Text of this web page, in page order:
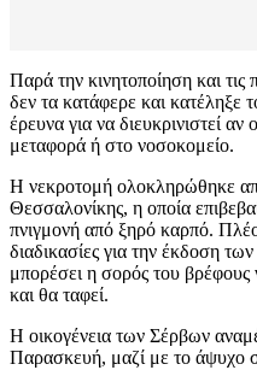
Παρά την κινητοποίηση και
δεν τα κατάφερε και κατέληξε
έρευνα για να διευκρινιστεί
μεταφορά ή στο νοσοκομείο.
Η νεκροτομή ολοκληρώθηκε
Θεσσαλονίκης, η οποία
πνιγμονή από ξηρό καρπό.
διαδικασίες για την έκδοση
μπορέσει η σορός του
και θα ταφεί.
Η οικογένεια των Σέρβων
Παρασκευή, μαζί με το άψυχο